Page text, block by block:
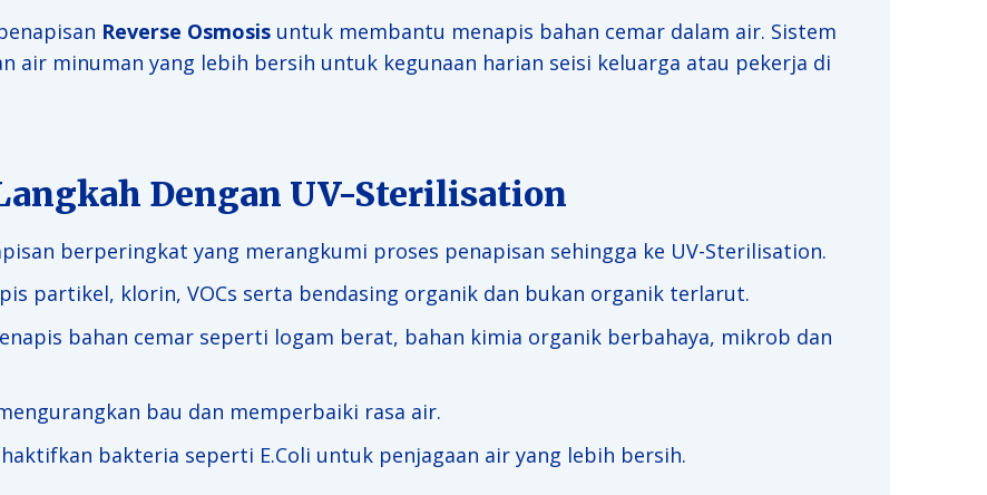
Reverse Osmosis untuk membantu menapis bahan cemar dalam air. Sistem
air minuman yang lebih bersih untuk kegunaan harian seisi keluarga atau pekerja di
Dengan UV-Sterilisation
berperingkat yang merangkumi proses penapisan sehingga ke UV-Sterilisation.
partikel, klorin, VOCs serta bendasing organik dan bukan organik terlarut.
bahan cemar seperti logam berat, bahan kimia organik berbahaya, mikrob dan
bau dan memperbaiki rasa air.
bakteria seperti E.Coli untuk penjagaan air yang lebih bersih.